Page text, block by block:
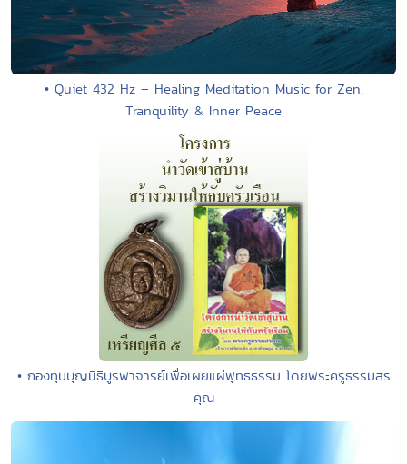
• Quiet 432 Hz – Healing Meditation Music for Zen,
Tranquility & Inner Peace
• กองทุนบุญนิธิบูรพาจารย์เพื่อเผยแผ่พุทธธรรม โดยพระครูธรรมสร
คุณ